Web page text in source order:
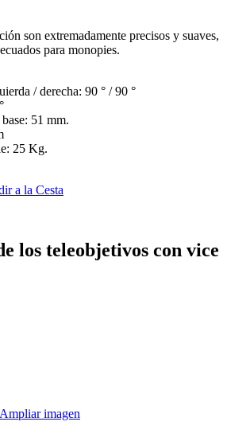
son extremadamente precisos y suaves,
para monopies.
/ derecha: 90 ° / 90 °
51 mm.
25 Kg.
a la Cesta
los teleobjetivos con vice
Ampliar imagen